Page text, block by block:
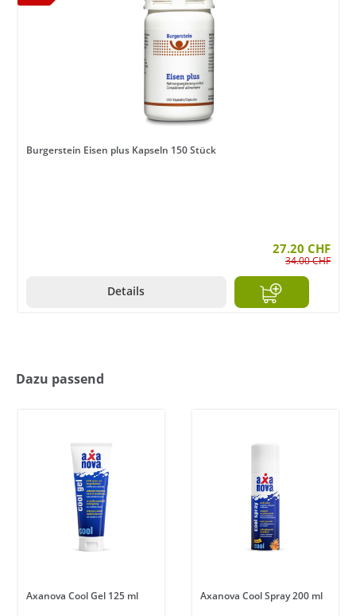
Burgerstein Eisen plus Kapseln 150 Stück
27.20 CHF
34.00 CHF
Details
Dazu passend
Axanova Cool Gel 125 ml Axanova Cool Spray 200 ml